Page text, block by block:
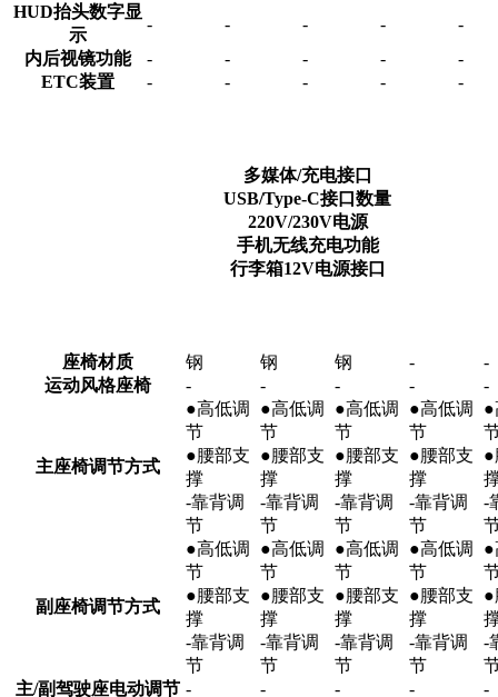
HUD抬头数字显
示
- - - -
-
内后视镜功能
- - - -
-
ETC装置
- - - - -
多媒体/充电接口
USB/Type-C接口数量
220V/230V电源
手机无线充电功能
行李箱12V电源接口
座椅材质 钢 钢 钢 -
-
运动风格座椅
- - - - -
主座椅调节方式
●高低调
节
●腰部支
撑
-靠背调
节
●高低调
节
●腰部支
撑
-靠背调
节
●高低调
节
●腰部支
撑
-靠背调
节
●高低调
节
●腰部支
撑
-靠背调
节
●
●
-
副座椅调节方式
●高低调
节
●腰部支
撑
-靠背调
节
●高低调
节
●腰部支
撑
-靠背调
节
●高低调
节
●腰部支
撑
-靠背调
节
●高低调
节
●腰部支
撑
-靠背调
节
●
●
-
主/副驾驶座电动调节 - - - - -